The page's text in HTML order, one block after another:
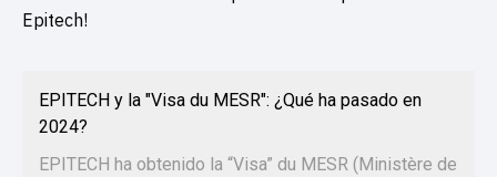
Epitech!
EPITECH y la "Visa du MESR": ¿Qué ha pasado en
2024?
EPITECH ha obtenido la “Visa” du MESR (Ministère de